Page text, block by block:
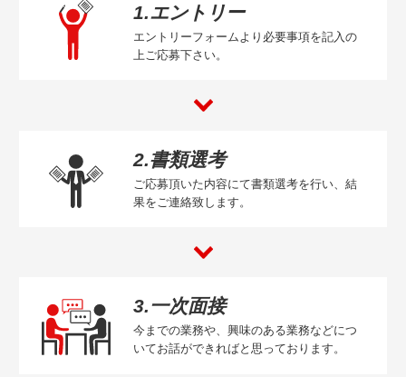
1.エントリー
エントリーフォームより必要事項を記入の
上ご応募下さい。
2.書類選考
ご応募頂いた内容にて書類選考を行い、結
果をご連絡致します。
3.一次面接
今までの業務や、興味のある業務などにつ
いてお話ができればと思っております。